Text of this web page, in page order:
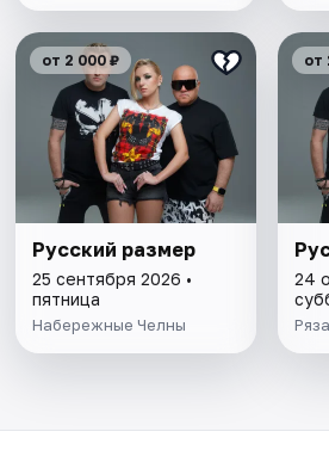
от 2 000 ₽
Русский размер
25 сентября 2026 •
пятница
Набережные Челны
от
24